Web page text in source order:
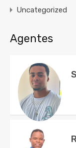
Uncategorized
Agentes